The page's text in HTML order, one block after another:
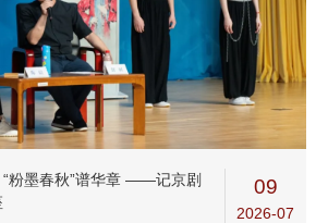
“粉墨春秋”谱华章 ——记京剧
09
2026-07